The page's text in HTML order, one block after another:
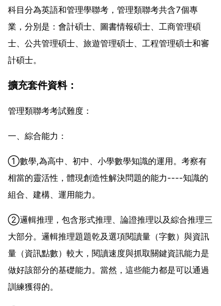
科目分為英語和管理學聯考，管理類聯考共含7個專
業，分別是：會計碩士、圖書情報碩士、工商管理碩
士、公共管理碩士、旅遊管理碩士、工程管理碩士和審
計碩士。
擴充套件資料：
管理類聯考考試難度：
一、綜合能力：
①數學,為高中、初中、小學數學知識的運用。考察有
相當的靈活性，體現創造性解決問題的能力----知識的
組合、建構、運用能力。
②邏輯推理，包含形式推理、論證推理以及綜合推理三
大部分。邏輯推理題題乾及選項閱讀量（字數）與資訊
量（資訊點數）較大，閱讀速度與抓取關鍵資訊能力是
做好該部分的基礎能力。當然，這些能力都是可以通過
訓練獲得的。